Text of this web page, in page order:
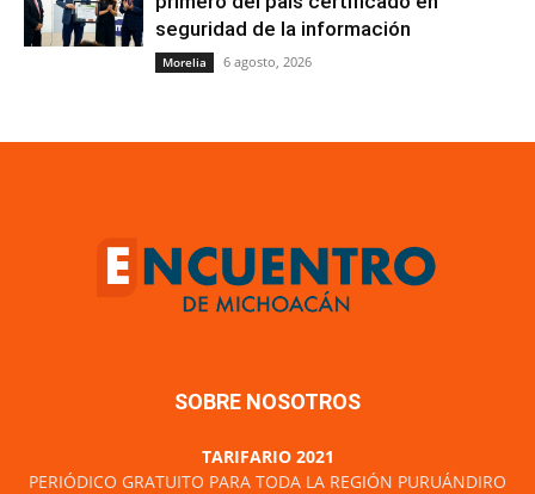
seguridad de la información
Morelia 6 agosto, 2026
SOBRE NOSOTROS
TARIFARIO 2021
PERIÓDICO GRATUITO PARA TODA LA REGIÓN PURUÁNDIRO